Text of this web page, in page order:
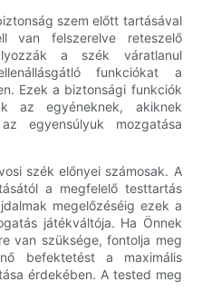
szem előtt tartásával
van felszerelve reteszelő
a szék váratlanul
funkciókat a
Ezek a biztonsági funkciók
az egyéneknek, akiknek
egyensúlyuk mozgatása
szék előnyei számosak. A
a megfelelő testtartás
megelőzéséig ezek a
játékváltója. Ha Önnek
van szüksége, fontolja meg
befektetést a maximális
érdekében. A tested meg